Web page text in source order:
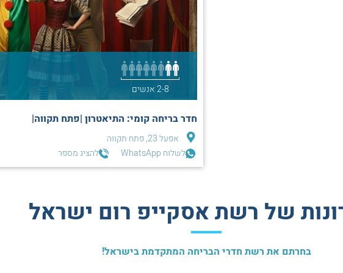
2-8 אנשים
חדר בריחה קומי: התיאטרון |פתח תקווה|
אפעל 23, פתח תקווה
לשלוח WhatsApp
להציג מספר
של רשת אסקייפ רום ישראל
בחרתם את רשת חדרי הבריחה המתקדמת בישראל!